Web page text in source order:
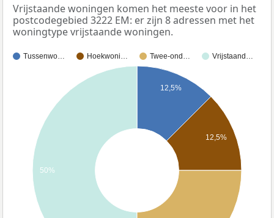
Vrijstaande woningen komen het meeste voor in het
postcodegebied 3222 EM: er zijn 8 adressen met het
woningtype vrijstaande woningen.
Tussenwo… Hoekwoni… Twee-ond… Vrijstaand…
12,5%
12,5%
50%